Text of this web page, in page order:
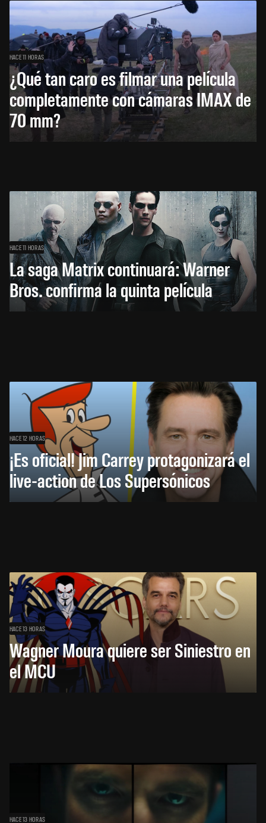
HACE 11 HORAS
¿Qué tan caro es filmar una película
completamente con cámaras IMAX de
70 mm?
HACE 11 HORAS
La saga Matrix continuará: Warner
Bros. confirma la quinta película
HACE 12 HORAS
¡Es oficial! Jim Carrey protagonizará el
live-action de Los Supersónicos
HACE 13 HORAS
Wagner Moura quiere ser Siniestro en
el MCU
HACE 13 HORAS